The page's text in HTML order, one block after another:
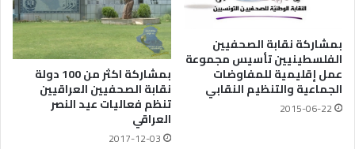
بمشاركة نقابة الصحفيين
الفلسطينيين تأسيس مجموعة
عمل إقليمية للمفاوضات
الجماعية والتنظيم النقابي
2015-06-22
بمشاركة اكثر من 100 دولة
نقابة الصحفيين العراقيين
تنظم فعاليات عيد النصر
العراقي
2017-12-03